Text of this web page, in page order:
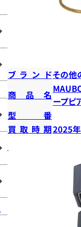
ブランドその他
商品名
ープピ
型番
買取時期2025